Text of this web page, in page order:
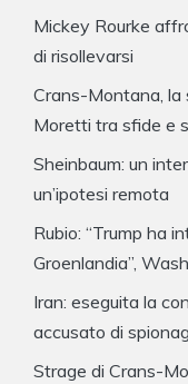
Mickey Rourke
di risollevarsi
Crans-Montana, la
Moretti tra sfide e
Sheinbaum: un
un’ipotesi remota
Rubio: “Trump ha
Groenlandia”,
Iran: eseguita la
accusato di
Strage di Crans-